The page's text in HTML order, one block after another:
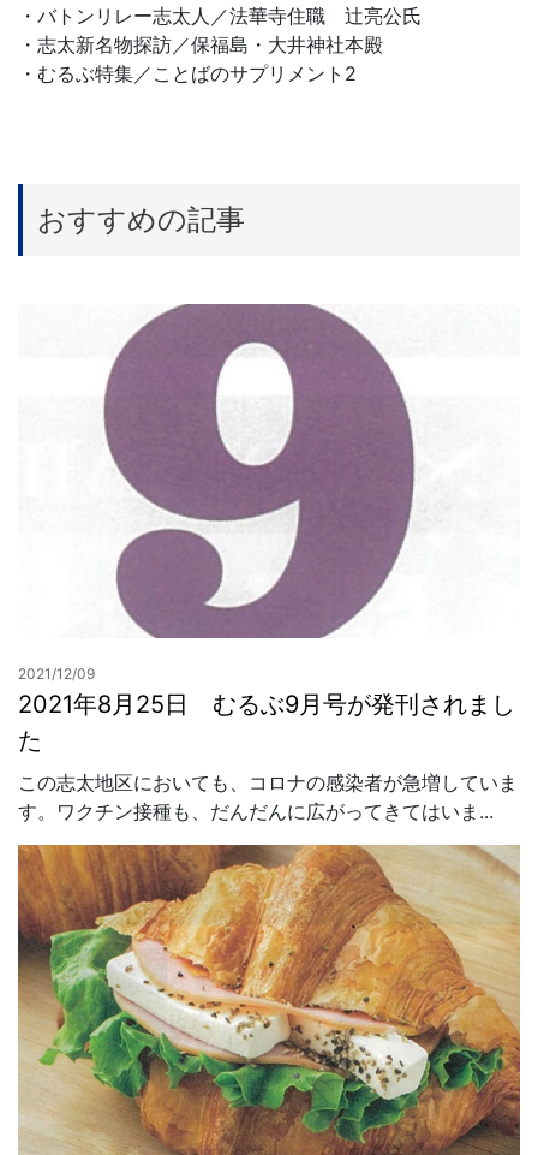
・バトンリレー志太人／法華寺住職 辻亮公氏
・志太新名物探訪／保福島・大井神社本殿
・むるぶ特集／ことばのサプリメント2
おすすめの記事
2021/12/09
2021年8月25日 むるぶ9月号が発刊されまし
た
この志太地区においても、コロナの感染者が急増していま
す。ワクチン接種も、だんだんに広がってきてはいま...